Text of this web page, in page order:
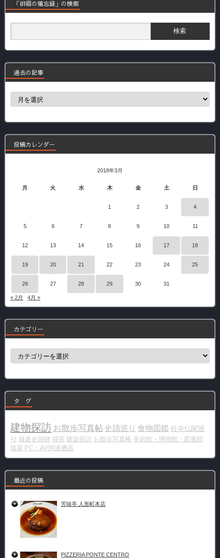
「徘徊の備忘録」の検索
過去の記事
過
事
投稿カレンダー
2018年3月
月 火 水 木 金 土 日
1 2 3 4
5 6 7 8 9 10 11
12 13 14 15 16 17 18
19 20 21 22 23 24 25
26 27 28 29 30 31
« 2月 4月 »
カテゴリー
カ
ー
タ グ
建物探訪 お散歩写真帖 史蹟巡り 食物図鑑 社寺仏閣巡
り 鎌倉史跡碑 掃苔 建築探訪 お散歩写真帳 美術館・博物館・図書館
陵墓 PC・AV関連機器
最近の投稿
芳味亭 人形町本店
PIZZERIA PONTE CENTRO